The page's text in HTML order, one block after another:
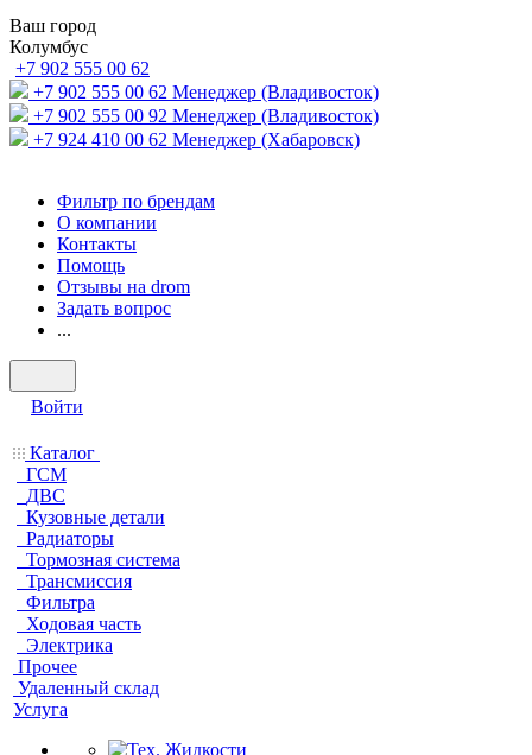
Ваш город
Колумбус
+7 902 555 00 62
+7 902 555 00 62 Менеджер (Владивосток)
+7 902 555 00 92 Менеджер (Владивосток)
+7 924 410 00 62 Менеджер (Хабаровск)
Фильтр по брендам
О компании
Контакты
Помощь
Отзывы на drom
Задать вопрос
...
Войти
Каталог
ГСМ
ДВС
Кузовные детали
Радиаторы
Тормозная система
Трансмиссия
Фильтра
Ходовая часть
Электрика
Прочее
Удаленный склад
Услуга